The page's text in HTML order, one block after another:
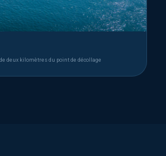
deux kilomètres du point de décollage